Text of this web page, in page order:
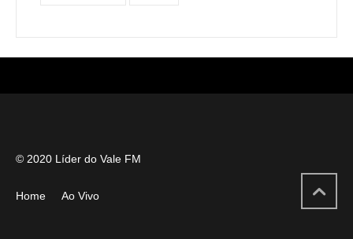
© 2020 Líder do Vale FM
Home Ao Vivo